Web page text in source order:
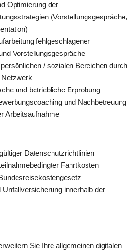
Optimierung der
(Vorstellungsgespräche,
fehlgeschlagener
Vorstellungsgespräche
/ sozialen Bereichen durch
und betriebliche Erprobung
und Nachbetreuung
Arbeitsaufnahme
Datenschutzrichtlinien
Fahrtkosten
Unfallversicherung innerhalb der
Sie Ihre allgemeinen digitalen